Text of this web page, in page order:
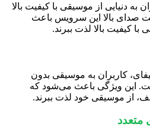
به دنیایی از موسیقی با کیفیت بالا
صدای بالا این سرویس باعث
کیفیت بالا لذت ببرند.
کاربران به موسیقی بدون
این ویژگی باعث می‌شود که
از موسیقی خود لذت ببرند.
متعدد